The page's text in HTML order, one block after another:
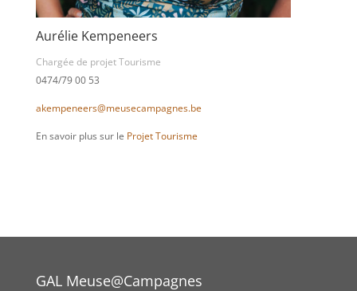
Aurélie Kempeneers
Chargée de projet Tourisme
0474/79 00 53
akempeneers@meusecampagnes.be
En savoir plus sur le Projet Tourisme
GAL Meuse@Campagnes